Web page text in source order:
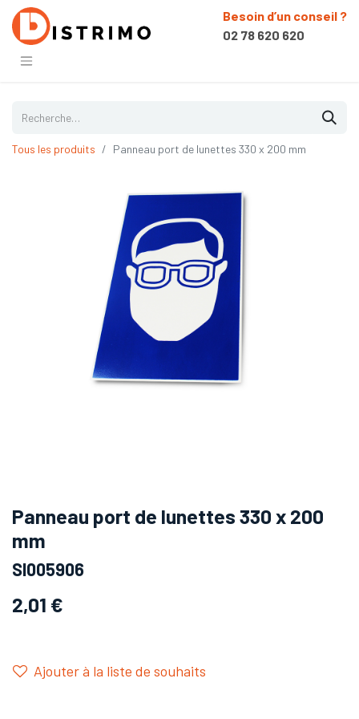
Besoin d’un conseil ?
02 78 620 620
Tous les produits Panneau port de lunettes 330 x 200 mm
Panneau port de lunettes 330 x 200
mm
SI005906
2,01 €
Ajouter à la liste de souhaits